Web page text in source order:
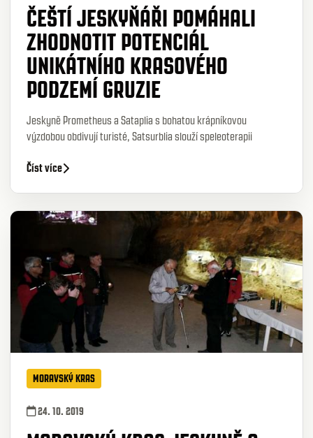
ČEŠTÍ JESKYŇÁŘI POMÁHALI
ZHODNOTIT POTENCIÁL
UNIKÁTNÍHO KRASOVÉHO
PODZEMÍ GRUZIE
Jeskyně Prometheus a Sataplia s bohatou krápníkovou
výzdobou obdivují turisté, Satsurblia slouží speleoterapii
Číst více
MORAVSKÝ KRAS
24. 10. 2019